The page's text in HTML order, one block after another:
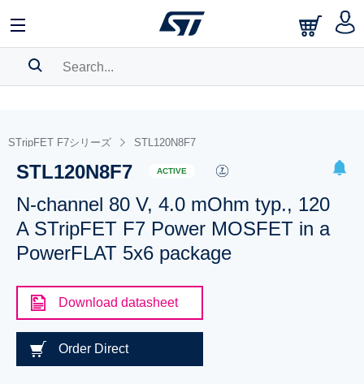
BOOKMARK
Please log into show your saved searches.
STripFET F7シリーズ STL120N8F7
STL120N8F7 ACTIVE
N-channel 80 V, 4.0 mOhm typ., 120
A STripFET F7 Power MOSFET in a
PowerFLAT 5x6 package
Download datasheet
Order Direct